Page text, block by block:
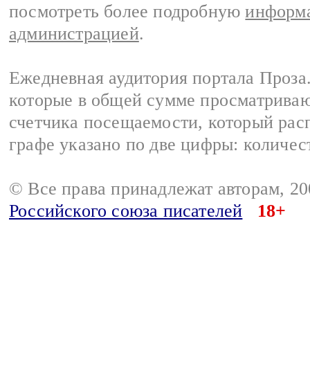
посмотреть более подробную
администрацией.
Ежедневная аудитория портала
которые в общей сумме
счетчика посещаемости, который
графе указано по две цифры:
© Все права принадлежат авторам,
Российского союза писателей
18+